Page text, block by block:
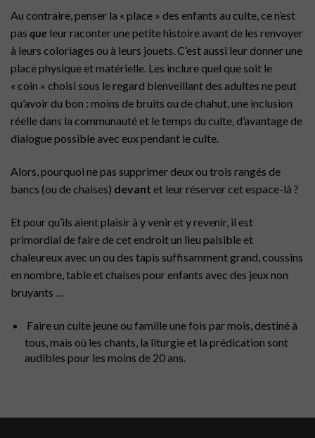
Au contraire, penser la « place » des enfants au culte, ce n’est
pas que leur raconter une petite histoire avant de les renvoyer
à leurs coloriages ou à leurs jouets. C’est aussi leur donner une
place physique et matérielle. Les inclure quel que soit le
« coin » choisi sous le regard bienveillant des adultes ne peut
qu’avoir du bon : moins de bruits ou de chahut, une inclusion
réelle dans la communauté et le temps du culte, d’avantage de
dialogue possible avec eux pendant le culte.
Alors, pourquoi ne pas supprimer deux ou trois rangés de
bancs (ou de chaises) devant et leur réserver cet espace-là ?
Et pour qu’ils aient plaisir à y venir et y revenir, il est
primordial de faire de cet endroit un lieu paisible et
chaleureux avec un ou des tapis suffisamment grand, coussins
en nombre, table et chaises pour enfants avec des jeux non
bruyants …
Faire un culte jeune ou famille une fois par mois, destiné à
tous, mais où les chants, la liturgie et la prédication sont
audibles pour les moins de 20 ans.